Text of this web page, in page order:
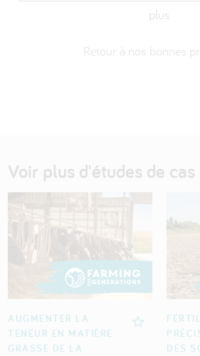
plus
Retour à nos bonnes
Voir plus d'études de cas
AUGMENTER LA
TENEUR EN MATIÈRE
GRASSE DE LA
DES